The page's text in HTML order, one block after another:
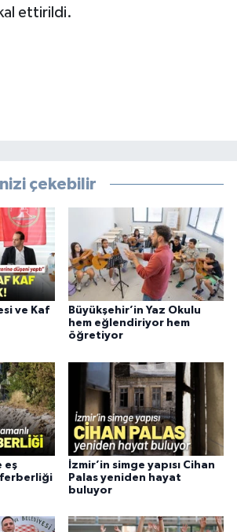
ettirildi.
çekebilir
ve Kaf
Büyükşehir’in Yaz Okulu
hem eğlendiriyor hem
öğretiyor
eş
İzmir’in simge yapısı Cihan
Palas yeniden hayat
buluyor